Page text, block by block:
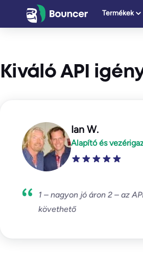
Termékek
Kiváló API
Ian W.
Alapító és
1 – nagyon jó áron 2 – az
követhető